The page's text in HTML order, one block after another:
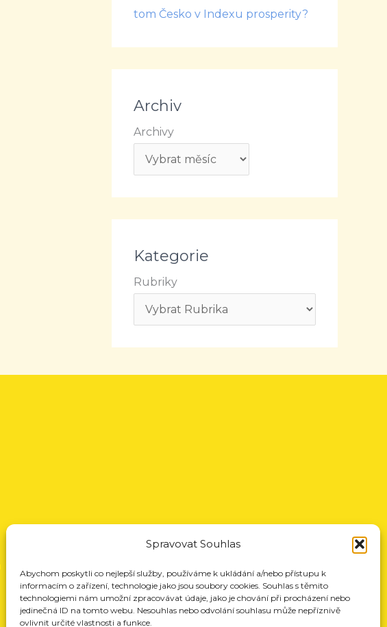
Spravovat Souhlas
Abychom poskytli co nejlepší služby, používáme k ukládání a/nebo přístupu k
informacím o zařízení, technologie jako jsou soubory cookies. Souhlas s těmito
technologiemi nám umožní zpracovávat údaje, jako je chování při procházení nebo
jedinečná ID na tomto webu. Nesouhlas nebo odvolání souhlasu může nepříznivě
ovlivnit určité vlastnosti a funkce.
tom Česko v Indexu prosperity?
Archiv
Archivy
Kategorie
Rubriky